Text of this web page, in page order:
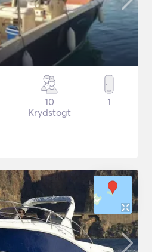
10
Krydstogt
1